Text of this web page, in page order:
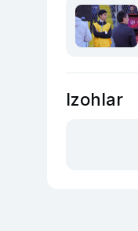
Izohlar